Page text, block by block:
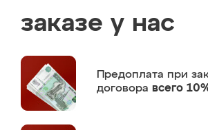
заказе у нас
Предоплата при
договора всего